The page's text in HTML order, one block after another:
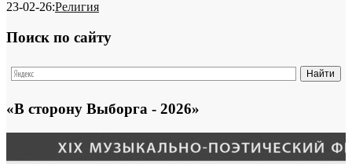
23-02-26:Религия
Поиск по сайту
«В сторону Выборга - 2026»